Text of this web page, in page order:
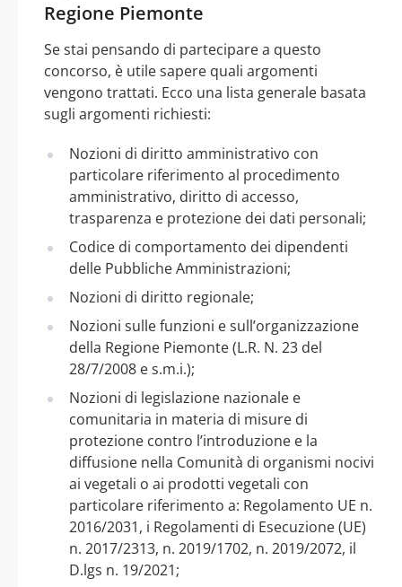
Regione Piemonte
Se stai pensando di partecipare a questo
concorso, è utile sapere quali argomenti
vengono trattati. Ecco una lista generale basata
sugli argomenti richiesti:
Nozioni di diritto amministrativo con
particolare riferimento al procedimento
amministrativo, diritto di accesso,
trasparenza e protezione dei dati personali;
Codice di comportamento dei dipendenti
delle Pubbliche Amministrazioni;
Nozioni di diritto regionale;
Nozioni sulle funzioni e sull’organizzazione
della Regione Piemonte (L.R. N. 23 del
28/7/2008 e s.m.i.);
Nozioni di legislazione nazionale e
comunitaria in materia di misure di
protezione contro l’introduzione e la
diffusione nella Comunità di organismi nocivi
ai vegetali o ai prodotti vegetali con
particolare riferimento a: Regolamento UE n.
2016/2031, i Regolamenti di Esecuzione (UE)
n. 2017/2313, n. 2019/1702, n. 2019/2072, il
D.lgs n. 19/2021;